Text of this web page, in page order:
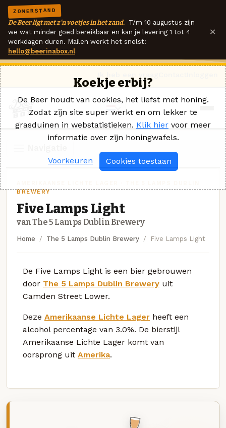
ZOMERSTAND
De Beer ligt met z'n voetjes in het zand. T/m 10 augustus zijn
we wat minder goed bereikbaar en kan je levering 1 tot 4
werkdagen duren. Mailen werkt het snelst:
hello@beerinabox.nl
×
BREWERY
Five Lamps Light
van The 5 Lamps Dublin Brewery
Home The 5 Lamps Dublin Brewery Five Lamps Light
De Five Lamps Light is een bier gebrouwen
door The 5 Lamps Dublin Brewery uit
Camden Street Lower.
Deze Amerikaanse Lichte Lager heeft een
alcohol percentage van 3.0%. De bierstijl
Amerikaanse Lichte Lager komt van
oorsprong uit Amerika.
Koekje erbij?
De Beer houdt van cookies, het liefst met honing.
Zodat zijn site super werkt en om lekker te
grasduinen in webstatistieken. Klik hier voor meer
informatie over zijn honingwafels.
Voorkeuren Cookies toestaan